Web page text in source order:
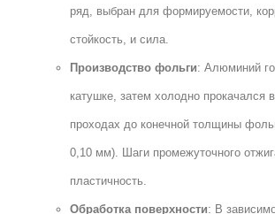
ряд, выбран для формируемости,
стойкость, и сила.
Производство фольги: Алюминий
катушке, затем холодно прокачался
проходах до конечной толщины
0,10 мм). Шаги промежуточного
пластичность.
Обработка поверхности: В